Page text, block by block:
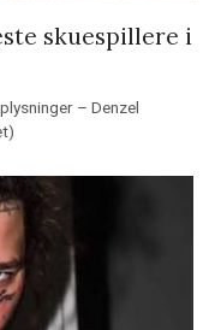
skuespillere i
– Denzel